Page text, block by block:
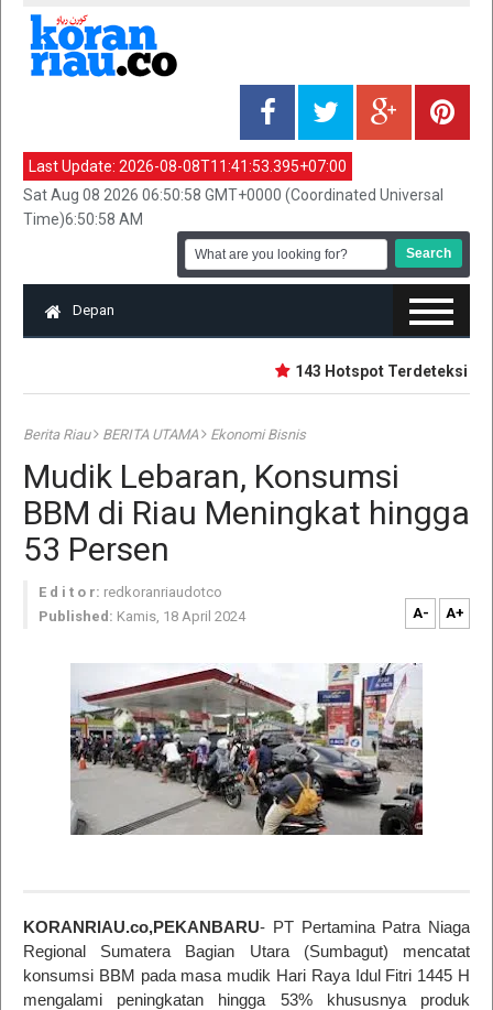
Last Update: 2026-08-08T11:41:53.395+07:00
Sat Aug 08 2026 06:50:58 GMT+0000 (Coordinated Universal
Time)6:50:58 AM
Depan
143 Hotspot Terdeteksi di
Berita Riau BERITA UTAMA Ekonomi Bisnis
Mudik Lebaran, Konsumsi
BBM di Riau Meningkat hingga
53 Persen
E d i t o r: redkoranriaudotco
Published: Kamis, 18 April 2024 A- A+
KORANRIAU.co,PEKANBARU- PT Pertamina Patra Niaga
Regional Sumatera Bagian Utara (Sumbagut) mencatat
konsumsi BBM pada masa mudik Hari Raya Idul Fitri 1445 H
mengalami peningkatan hingga 53% khususnya produk